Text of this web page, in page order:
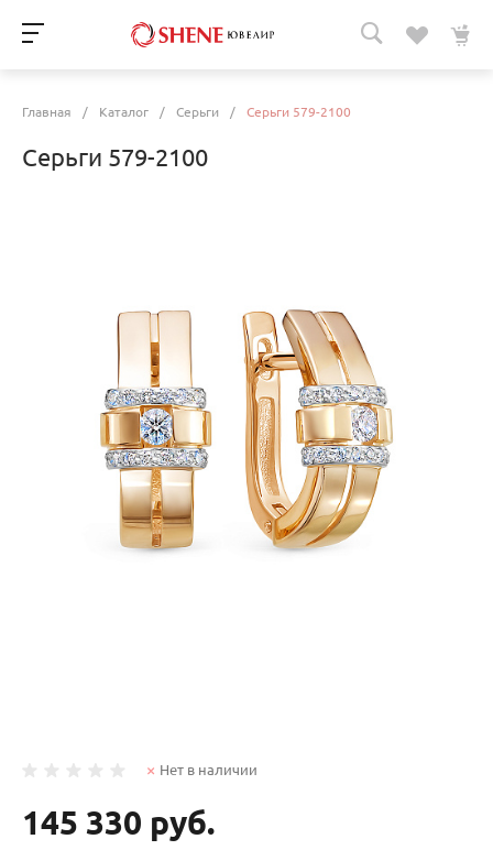
Главная / Каталог / Серьги / Серьги 579-2100
Серьги 579-2100
Нет в наличии
145 330 руб.